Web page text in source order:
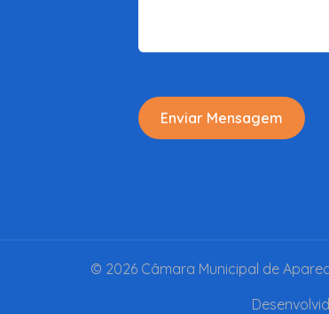
Enviar Mensagem
© 2026 Câmara Municipal de